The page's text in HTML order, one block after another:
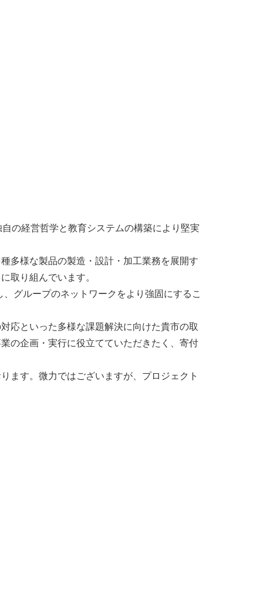
の経営哲学と教育システムの構築により堅実
多様な製品の製造・設計・加工業務を展開す
取り組んでいます。
グループのネットワークをより強固にするこ
応といった多様な課題解決に向けた貴市の取
の企画・実行に役立てていただきたく、寄付
ます。微力ではございますが、プロジェクト